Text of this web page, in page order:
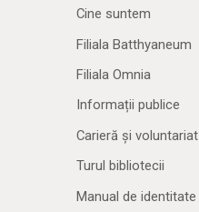
Cine suntem
Filiala Batthyaneum
Filiala Omnia
Informații publice
Carieră și voluntariat
Turul bibliotecii
Manual de identitate